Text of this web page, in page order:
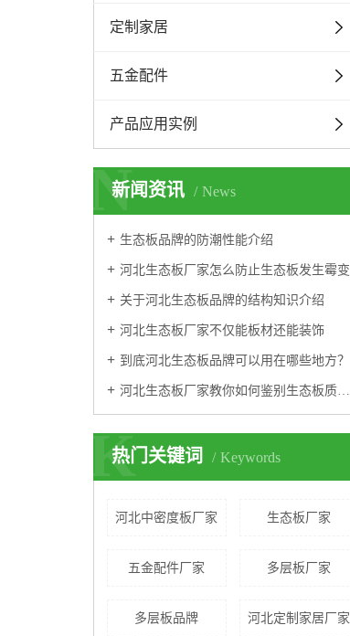
定制家居
五金配件
产品应用实例
新闻资讯 News
N
生态板品牌的防潮性能介绍
河北生态板厂家怎么防止生态板发生霉变
关于河北生态板品牌的结构知识介绍
河北生态板厂家不仅能板材还能装饰
到底河北生态板品牌可以用在哪些地方？
河北生态板厂家教你如何鉴别生态板质量的技巧
热门关键词 Keywords
K
河北中密度板厂家 生态板厂家
五金配件厂家 多层板厂家
多层板品牌 河北定制家居厂家